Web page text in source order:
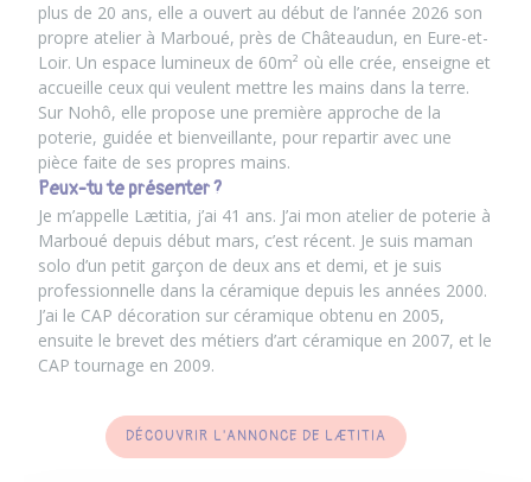
plus de 20 ans, elle a ouvert au début de l’année 2026 son
propre atelier à Marboué, près de Châteaudun, en Eure-et-
Loir. Un espace lumineux de 60m² où elle crée, enseigne et
accueille ceux qui veulent mettre les mains dans la terre.
Sur Nohô, elle propose une première approche de la
poterie, guidée et bienveillante, pour repartir avec une
pièce faite de ses propres mains.
Peux-tu te présenter ?
Je m’appelle Lætitia, j’ai 41 ans. J’ai mon atelier de poterie à
Marboué depuis début mars, c’est récent. Je suis maman
solo d’un petit garçon de deux ans et demi, et je suis
professionnelle dans la céramique depuis les années 2000.
J’ai le CAP décoration sur céramique obtenu en 2005,
ensuite le brevet des métiers d’art céramique en 2007, et le
CAP tournage en 2009.
DÉCOUVRIR L'ANNONCE DE LÆTITIA